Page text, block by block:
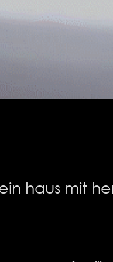
2531
haus mit